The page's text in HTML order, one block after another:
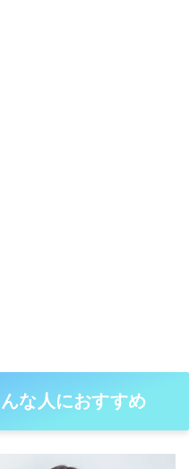
な人におすすめ